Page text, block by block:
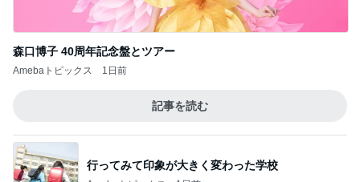
森口博子 40周年記念盤とツアー
Amebaトピックス 1日前
記事を読む
行ってみて印象が大きく変わった学校